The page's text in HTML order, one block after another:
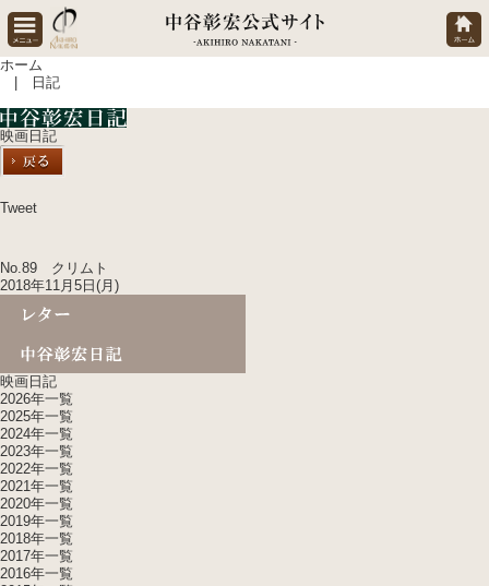
ホーム
| 日記
映画日記
Tweet
No.89 クリムト
2018年11月5日(月)
映画日記
2026年一覧
2025年一覧
2024年一覧
2023年一覧
2022年一覧
2021年一覧
2020年一覧
2019年一覧
2018年一覧
2017年一覧
2016年一覧